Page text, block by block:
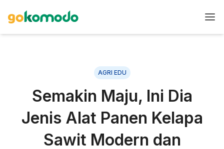
AGRI EDU
Semakin Maju, Ini Dia
Jenis Alat Panen Kelapa
Sawit Modern dan